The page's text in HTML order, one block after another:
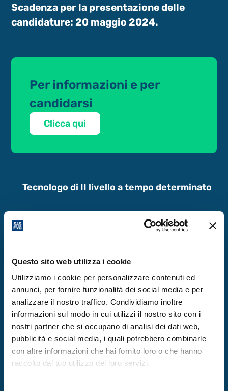
Questo sito web utilizza i cookie
Utilizziamo i cookie per personalizzare contenuti ed
annunci, per fornire funzionalità dei social media e per
analizzare il nostro traffico. Condividiamo inoltre
informazioni sul modo in cui utilizzi il nostro sito con i
nostri partner che si occupano di analisi dei dati web,
pubblicità e social media, i quali potrebbero combinarle
con altre informazioni che hai fornito loro o che hanno
raccolto dal tuo utilizzo dei loro servizi.
Scadenza per la presentazione delle
candidature: 20 maggio 2024.
Per informazioni e per
candidarsi
Clicca qui
Tecnologo di II livello a tempo determinato
Si cerca un tecnologo di II livello per l’Area
dei Servizi ICT, con contratto di 36 mesi,
impegnato in progettazione, realizzazione e
gestione di infrastrutture telematiche su
fibra ottica. Il ruolo implica una stretta
collaborazione con laboratori di ricerca sulla
QKD e gestori di reti, gestendo attivamente
i rapporti con gestori di reti analoghe,
operatori di telecomunicazione, e fornitori
di tecnologie con i rispettivi utilizzatori.